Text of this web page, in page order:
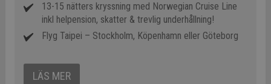
13-15 nätters kryssning med Norwegian Cruise Line
inkl helpension, skatter & trevlig underhållning!
Flyg Taipei – Stockholm, Köpenhamn eller Göteborg
LÄS MER